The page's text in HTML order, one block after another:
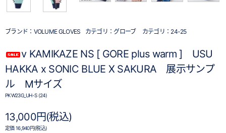
ブランド： VOLUME GLOVES カテゴリ： グローブ カテゴリ： 24-25
v KAMIKAZE NS [ GORE plus warm ] USU
HAKKA x SONIC BLUE X SAKURA 展示サンプ
ル Mサイズ
PKW23G_UH-S (24)
13,000円(税込)
定価 16,940円(税込)